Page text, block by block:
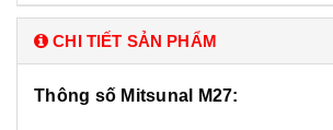
CHI TIẾT SẢN PHẨM
Thông số Mitsunal M27: